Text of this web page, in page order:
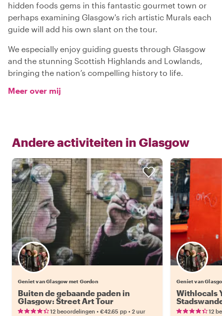
hidden foods gems in this fantastic gourmet town or
perhaps examining Glasgow's rich artistic Murals each
guide will add his own slant on the tour.
We especially enjoy guiding guests through Glasgow
and the stunning Scottish Highlands and Lowlands,
bringing the nation’s compelling history to life.
Meer over mij
Andere activiteiten in Glasgow
Geniet van Glasgow met Gordon
Buiten de gebaande paden in
Glasgow: Street Art Tour
12 beoordelingen • €42.65 pp • 2 uur
Geniet van
Withlocals
12